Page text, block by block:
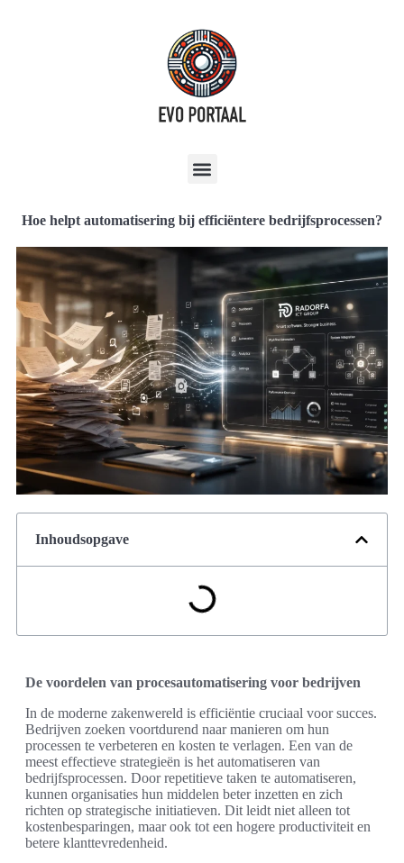
Hoe helpt automatisering bij efficiëntere bedrijfsprocessen?
Inhoudsopgave
De voordelen van procesautomatisering voor bedrijven
In de moderne zakenwereld is efficiëntie cruciaal voor succes.
Bedrijven zoeken voortdurend naar manieren om hun
processen te verbeteren en kosten te verlagen. Een van de
meest effectieve strategieën is het automatiseren van
bedrijfsprocessen. Door repetitieve taken te automatiseren,
kunnen organisaties hun middelen beter inzetten en zich
richten op strategische initiatieven. Dit leidt niet alleen tot
kostenbesparingen, maar ook tot een hogere productiviteit en
betere klanttevredenheid.